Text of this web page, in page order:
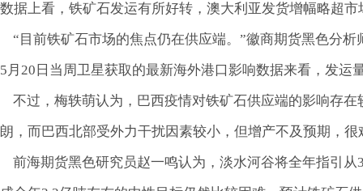
数据上看，铁矿石发运有所好转，澳大利亚发货增幅略超
“目前铁矿石市场的焦点仍在供应端。”徽商期货黑色分
5月20日当周卫星获取的最新海外港口影响数据来看，发运
不过，梅轶萌认为，巴西疫情对铁矿石供应端的影响存
朗，而巴西北部受外力干扰因素较小，但增产不及预期，
前海期货黑色研究员赵一鸣认为，淡水河谷将全年指引